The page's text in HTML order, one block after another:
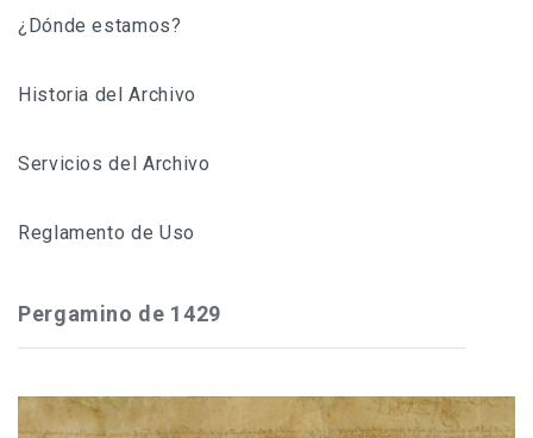
¿Dónde estamos?
Historia del Archivo
Servicios del Archivo
Reglamento de Uso
Pergamino de 1429